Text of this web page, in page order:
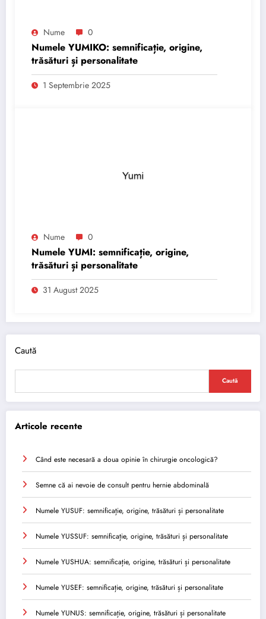
Nume 0
Numele YUMIKO: semnificație, origine,
trăsături și personalitate
1 Septembrie 2025
Nume 0
Numele YUMI: semnificație, origine,
trăsături și personalitate
31 August 2025
Caută
Caută
Articole recente
Când este necesară a doua opinie în chirurgie oncologică?
Semne că ai nevoie de consult pentru hernie abdominală
Numele YUSUF: semnificație, origine, trăsături și personalitate
Numele YUSSUF: semnificație, origine, trăsături și personalitate
Numele YUSHUA: semnificație, origine, trăsături și personalitate
Numele YUSEF: semnificație, origine, trăsături și personalitate
Numele YUNUS: semnificație, origine, trăsături și personalitate